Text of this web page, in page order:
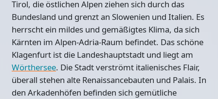
Tirol, die östlichen Alpen ziehen sich durch das
Bundesland und grenzt an Slowenien und Italien. Es
herrscht ein mildes und gemäßigtes Klima, da sich
Kärnten im Alpen-Adria-Raum befindet. Das schöne
Klagenfurt ist die Landeshauptstadt und liegt am
Wörthersee. Die Stadt verströmt italienisches Flair,
überall stehen alte Renaissancebauten und Palais. In
den Arkadenhöfen befinden sich gemütliche